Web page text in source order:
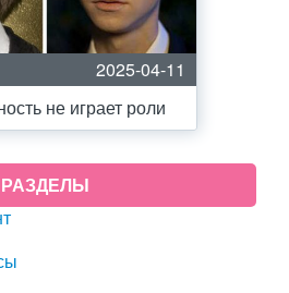
2025-04-11
не играет роли
РАЗДЕЛЫ